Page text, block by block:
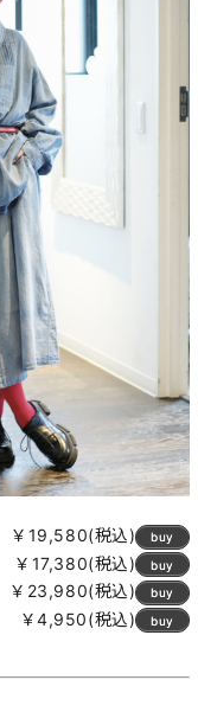
￥19,580(税込) buy
￥17,380(税込) buy
￥23,980(税込) buy
￥4,950(税込) buy